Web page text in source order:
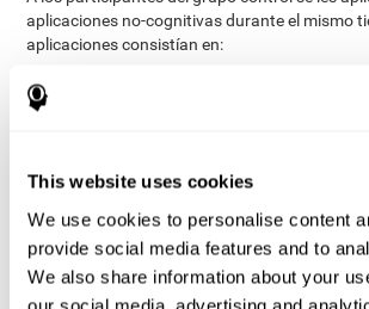
This website uses cookies
We use cookies to personalise content
provide social media features and to
We also share information about your
our social media, advertising and
aplicaciones no-cognitivas durante el mismo
aplicaciones consistían en:
Recomponer las historias familiares a
relevantes en la vida, como bodas,
Evaluaciones Pre y Post
Para medir la línea base (evaluación Pre) y el
tras las intervenciones (evaluación Post), se